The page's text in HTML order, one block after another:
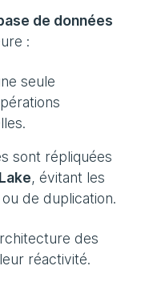
de données
:
seule
sont répliquées
, évitant les
de duplication.
des
réactivité.